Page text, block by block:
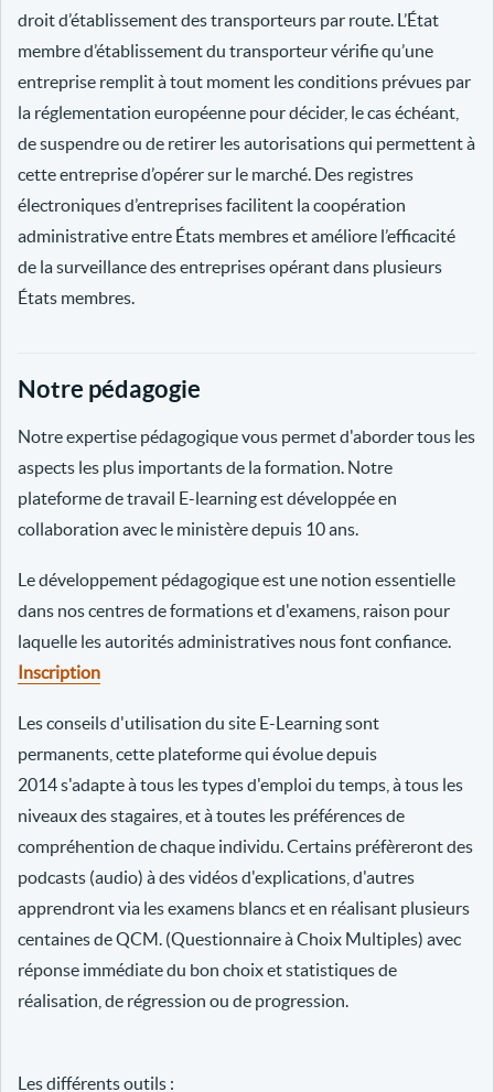
droit d’établissement des transporteurs par route. L’État
membre d’établissement du transporteur vérifie qu’une
entreprise remplit à tout moment les conditions prévues par
la réglementation européenne pour décider, le cas échéant,
de suspendre ou de retirer les autorisations qui permettent à
cette entreprise d’opérer sur le marché. Des registres
électroniques d’entreprises facilitent la coopération
administrative entre États membres et améliore l’efficacité
de la surveillance des entreprises opérant dans plusieurs
États membres.
Notre pédagogie
Notre expertise pédagogique vous permet d'aborder tous les
aspects les plus importants de la formation. Notre
plateforme de travail E-learning est développée en
collaboration avec le ministère depuis 10 ans.
Le développement pédagogique est une notion essentielle
dans nos centres de formations et d'examens, raison pour
laquelle les autorités administratives nous font confiance.
Inscription
Les conseils d'utilisation du site E-Learning sont
permanents, cette plateforme qui évolue depuis
2014 s'adapte à tous les types d'emploi du temps, à tous les
niveaux des stagaires, et à toutes les préférences de
compréhention de chaque individu. Certains préfèreront des
podcasts (audio) à des vidéos d'explications, d'autres
apprendront via les examens blancs et en réalisant plusieurs
centaines de QCM. (Questionnaire à Choix Multiples) avec
réponse immédiate du bon choix et statistiques de
réalisation, de régression ou de progression.
Les différents outils :